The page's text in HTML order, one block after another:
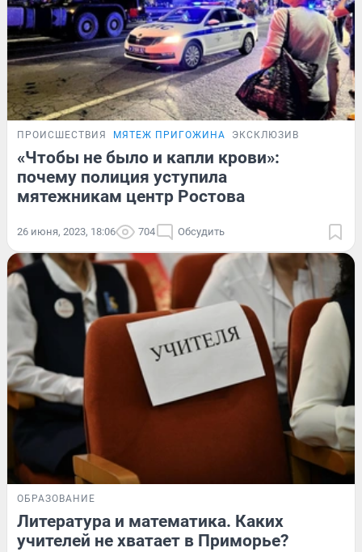
ПРОИСШЕСТВИЯ МЯТЕЖ ПРИГОЖИНА ЭКСКЛЮЗИВ
«Чтобы не было и капли крови»:
почему полиция уступила
мятежникам центр Ростова
26 июня, 2023, 18:06 704 Обсудить
ОБРАЗОВАНИЕ
Литература и математика. Каких
учителей не хватает в Приморье?